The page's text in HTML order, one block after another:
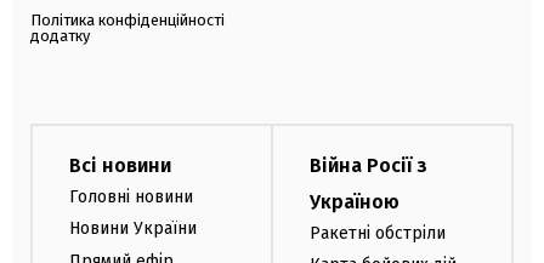
Політика конфіденційності
додатку
Всі новини
Головні новини
Новини України
Війна Росії з
Україною
Ракетні обстріли